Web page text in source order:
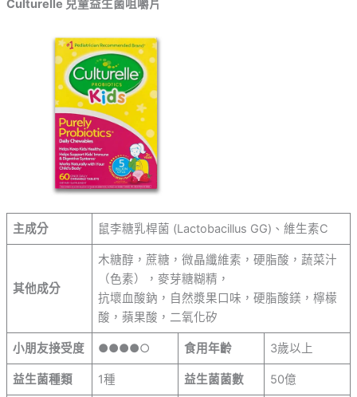
Culturelle 兒童益生菌咀嚼片
主成分 鼠李糖乳桿菌 (Lactobacillus GG)、維生素C
其他成分
木糖醇，蔗糖，微晶纖維素，硬脂酸，蔬菜汁
（色素），麥芽糖糊精，
抗壞血酸鈉，自然漿果口味，硬脂酸鎂，檸檬
酸，蘋果酸，二氧化矽
小朋友接受度 ●●●●○ 食用年齡 3歲以上
益生菌種類 1種 益生菌菌數 50億